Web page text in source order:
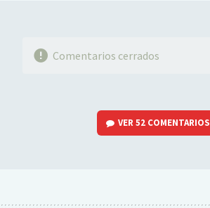
Comentarios cerrados
VER52 COMENTARIOS